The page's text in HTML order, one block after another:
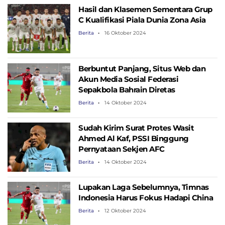
Hasil dan Klasemen Sementara Grup
C Kualifikasi Piala Dunia Zona Asia
Berita 16 Oktober 2024
Berbuntut Panjang, Situs Web dan
Akun Media Sosial Federasi
Sepakbola Bahrain Diretas
Berita 14 Oktober 2024
Sudah Kirim Surat Protes Wasit
Ahmed Al Kaf, PSSI Binggung
Pernyataan Sekjen AFC
Berita 14 Oktober 2024
Lupakan Laga Sebelumnya, Timnas
Indonesia Harus Fokus Hadapi China
Berita 12 Oktober 2024